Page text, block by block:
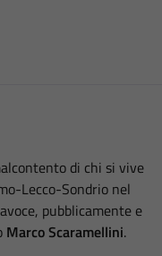
di chi si vive
Lecco-Sondrio nel
pubblicamente e
Marco Scaramellini.